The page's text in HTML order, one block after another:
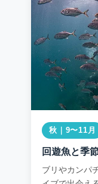
秋｜9〜11月
回遊魚と季
ブリやカンパ